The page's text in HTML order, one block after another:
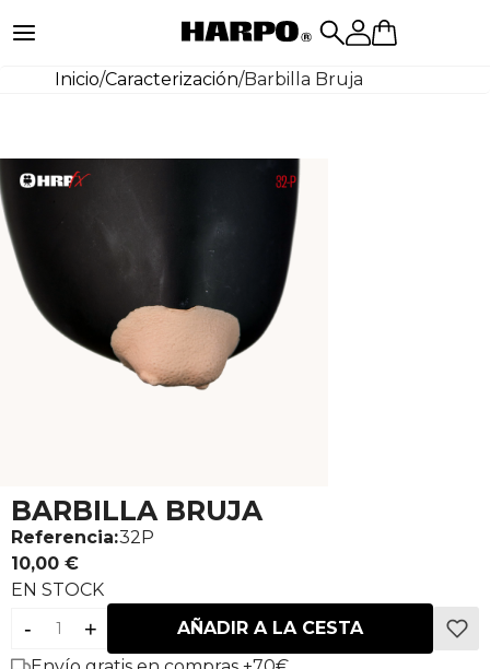
Inicio/Caracterización/Barbilla Bruja
BARBILLA BRUJA
Referencia:32P
10,00 €
EN STOCK
- +
AÑADIR A LA CESTA